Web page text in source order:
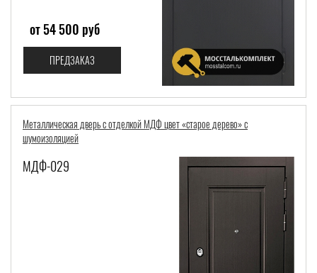
от 54 500 руб
ПРЕДЗАКАЗ
Металлическая дверь с отделкой МДФ цвет «старое дерево» с
шумоизоляцией
МДФ-029